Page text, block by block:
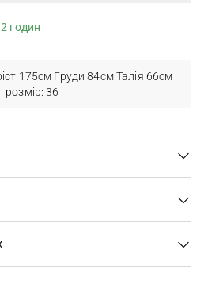
годин
175см Груди 84см Талія 66см
36